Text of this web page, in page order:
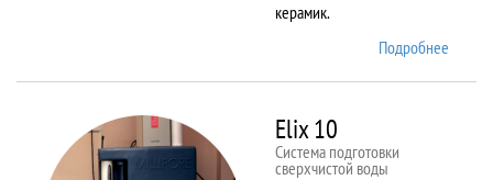
керамик.
Подробнее
Elix 10
Cистема подготовки
сверхчистой воды